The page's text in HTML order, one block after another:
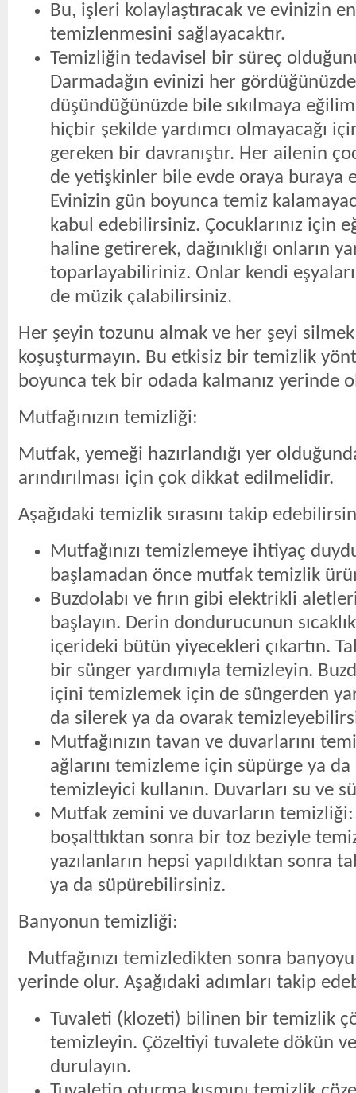
Bu, işleri kolaylaştıracak ve evinizin
temizlenmesini sağlayacaktır.
Temizliğin tedavisel bir süreç
Darmadağın evinizi her
düşündüğünüzde bile sıkılmaya
hiçbir şekilde yardımcı olmayacağı
gereken bir davranıştır. Her ailenin
de yetişkinler bile evde oraya buraya
Evinizin gün boyunca temiz
kabul edebilirsiniz. Çocuklarınız için
haline getirerek, dağınıklığı onların
toparlayabiliriniz. Onlar kendi
de müzik çalabilirsiniz.
Her şeyin tozunu almak ve her şeyi
koşuşturmayın. Bu etkisiz bir temizlik
boyunca tek bir odada kalmanız yerinde
Mutfağınızın temizliği:
Mutfak, yemeği hazırlandığı yer
arındırılması için çok dikkat edilmelidir.
Aşağıdaki temizlik sırasını takip
Mutfağınızı temizlemeye ihtiyaç
başlamadan önce mutfak temizlik
Buzdolabı ve fırın gibi elektrikli
başlayın. Derin dondurucunun
içerideki bütün yiyecekleri çıkartın.
bir sünger yardımıyla temizleyin.
içini temizlemek için de süngerden
da silerek ya da ovarak
Mutfağınızın tavan ve duvarlarını
ağlarını temizleme için süpürge ya da
temizleyici kullanın. Duvarları su ve
Mutfak zemini ve duvarların temizliği:
boşalttıktan sonra bir toz beziyle
yazılanların hepsi yapıldıktan sonra
ya da süpürebilirsiniz.
Banyonun temizliği:
Mutfağınızı temizledikten sonra
yerinde olur. Aşağıdaki adımları takip
Tuvaleti (klozeti) bilinen bir temizlik
temizleyin. Çözeltiyi tuvalete dökün
durulayın.